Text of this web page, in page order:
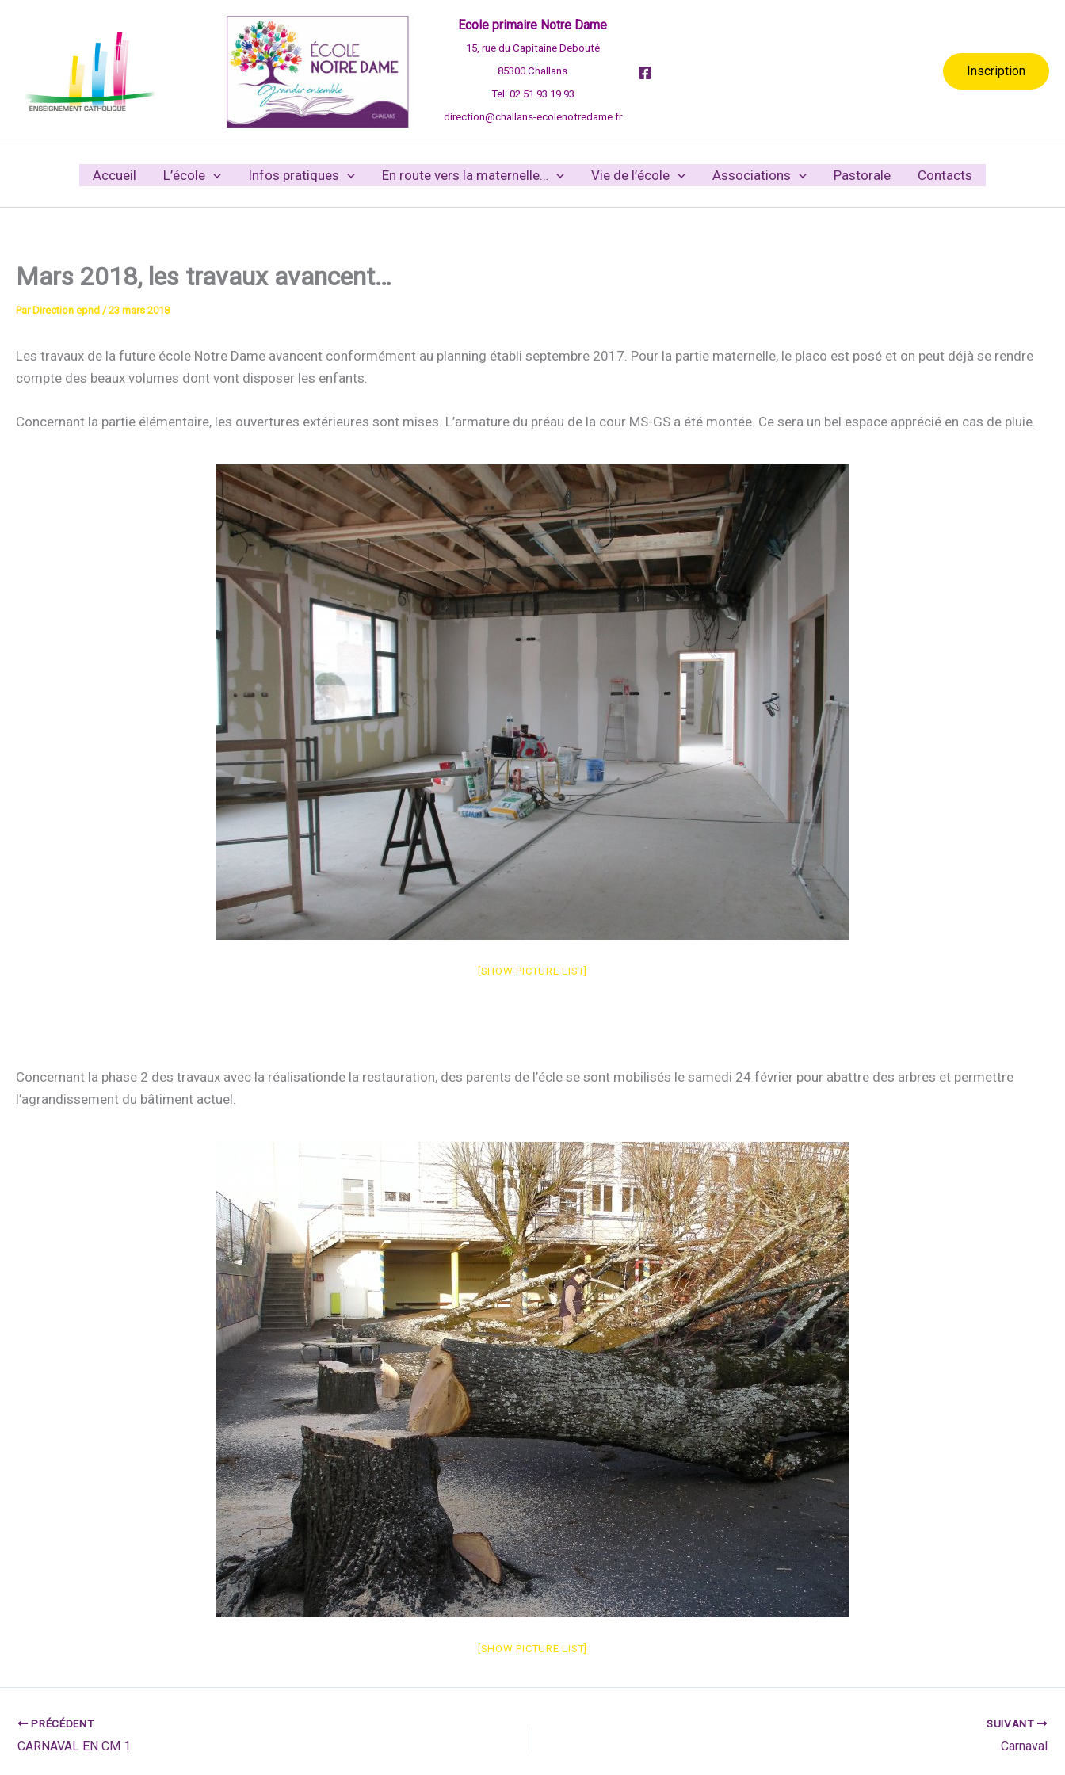
Ecole primaire Notre Dame
15, rue du Capitaine Debouté
85300 Challans
Tel: 02 51 93 19 93
direction@challans-ecolenotredame.fr
Inscription
Accueil L’école Infos pratiques En route vers la maternelle… Vie de l’école Associations Pastorale Contacts
Mars 2018, les travaux avancent…
Par Direction epnd /23 mars 2018
Les travaux de la future école Notre Dame avancent conformément au planning établi septembre 2017. Pour la partie maternelle, le placo est posé et on peut déjà se rendre
compte des beaux volumes dont vont disposer les enfants.
Concernant la partie élémentaire, les ouvertures extérieures sont mises. L’armature du préau de la cour MS-GS a été montée. Ce sera un bel espace apprécié en cas de pluie.
[SHOW PICTURE LIST]
Concernant la phase 2 des travaux avec la réalisationde la restauration, des parents de l’écle se sont mobilisés le samedi 24 février pour abattre des arbres et permettre
l’agrandissement du bâtiment actuel.
[SHOW PICTURE LIST]
PRÉCÉDENT
CARNAVAL EN CM 1
SUIVANT
Carnaval